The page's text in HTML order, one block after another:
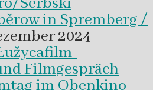
in Spremberg /
2024
Filmgespräch